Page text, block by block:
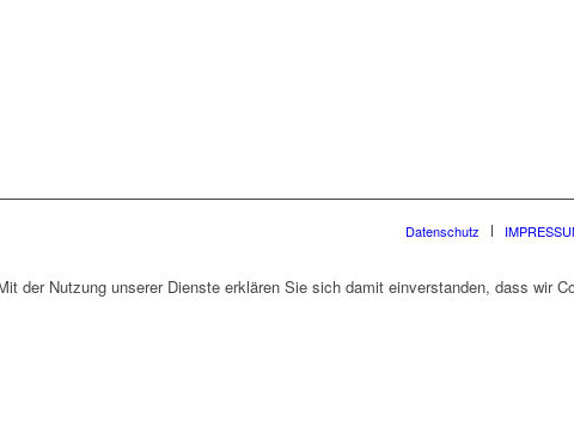
Datenschutz
der Nutzung unserer Dienste erklären Sie sich damit einverstanden, dass wir